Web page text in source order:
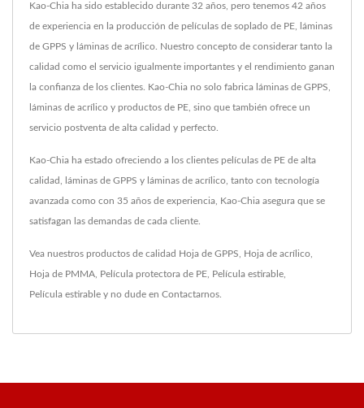
Kao-Chia ha sido establecido durante 32 años, pero tenemos 42 años
de experiencia en la producción de películas de soplado de PE, láminas
de GPPS y láminas de acrílico. Nuestro concepto de considerar tanto la
calidad como el servicio igualmente importantes y el rendimiento ganan
la confianza de los clientes. Kao-Chia no solo fabrica láminas de GPPS,
láminas de acrílico y productos de PE, sino que también ofrece un
servicio postventa de alta calidad y perfecto.
Kao-Chia ha estado ofreciendo a los clientes películas de PE de alta
calidad, láminas de GPPS y láminas de acrílico, tanto con tecnología
avanzada como con 35 años de experiencia, Kao-Chia asegura que se
satisfagan las demandas de cada cliente.
Vea nuestros productos de calidad Hoja de GPPS Hoja de acrílico
Hoja de PMMA Película protectora de PE Película estirable
Película estirable y no dude en Contactarnos